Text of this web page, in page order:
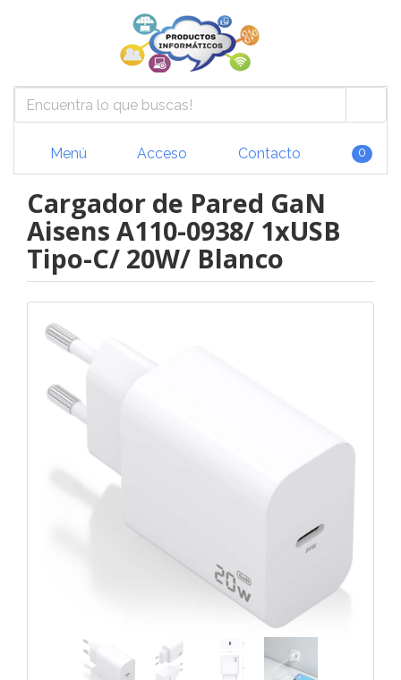
Menú Acceso Contacto 0
Cargador de Pared GaN
Aisens A110-0938/ 1xUSB
Tipo-C/ 20W/ Blanco